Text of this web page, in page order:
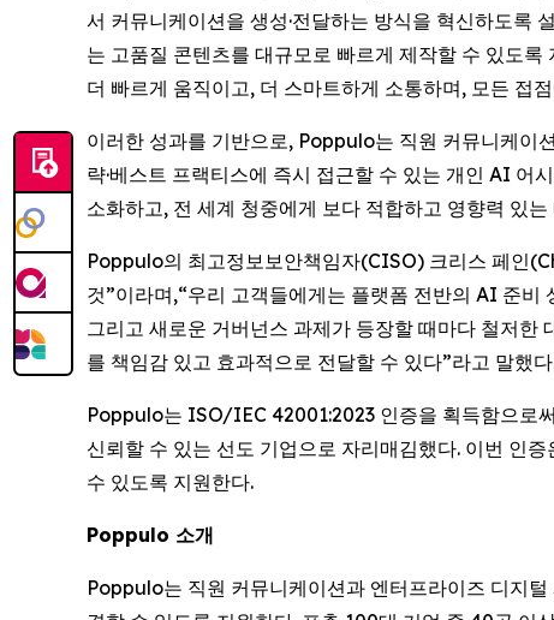
서 커뮤니케이션을 생성·전달하는 방식을 혁신하도록
는 고품질 콘텐츠를 대규모로 빠르게 제작할 수 있도록
더 빠르게 움직이고, 더 스마트하게 소통하며, 모든 접
이러한 성과를 기반으로, Poppulo는 직원 커뮤니케이
략·베스트 프랙티스에 즉시 접근할 수 있는 개인 AI 어
소화하고, 전 세계 청중에게 보다 적합하고 영향력 있
Poppulo의 최고정보보안책임자(CISO) 크리스 페인
것”이라며,“우리 고객들에게는 플랫폼 전반의 AI 준
그리고 새로운 거버넌스 과제가 등장할 때마다 철저한
를 책임감 있고 효과적으로 전달할 수 있다”라고 말했
Poppulo는 ISO/IEC 42001:2023 인증을 획득함으로
신뢰할 수 있는 선도 기업으로 자리매김했다. 이번 인
수 있도록 지원한다.
Poppulo 소개
Poppulo는 직원 커뮤니케이션과 엔터프라이즈 디지